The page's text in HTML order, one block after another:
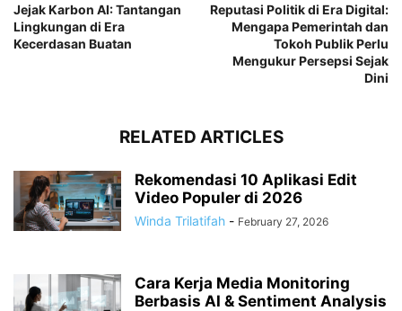
Jejak Karbon AI: Tantangan
Lingkungan di Era
Kecerdasan Buatan
Reputasi Politik di Era Digital:
Mengapa Pemerintah dan
Tokoh Publik Perlu
Mengukur Persepsi Sejak
Dini
RELATED ARTICLES
Rekomendasi 10 Aplikasi Edit
Video Populer di 2026
Winda Trilatifah - February 27, 2026
Cara Kerja Media Monitoring
Berbasis AI & Sentiment Analysis